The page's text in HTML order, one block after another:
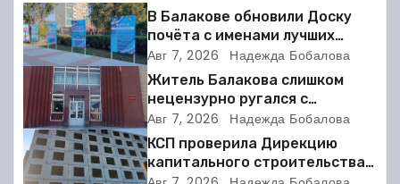
г
а
ц
и
я
В Балакове обновили Доску
почёта с именами лучших
спортсменов. Фото
Авг 7, 2026 Надежда Бобалова
Житель Балакова слишком
нецензурно ругался с
соседкой и получил двое суток
ареста
Авг 7, 2026 Надежда Бобалова
КСП проверила Дирекцию
капитального строительства в